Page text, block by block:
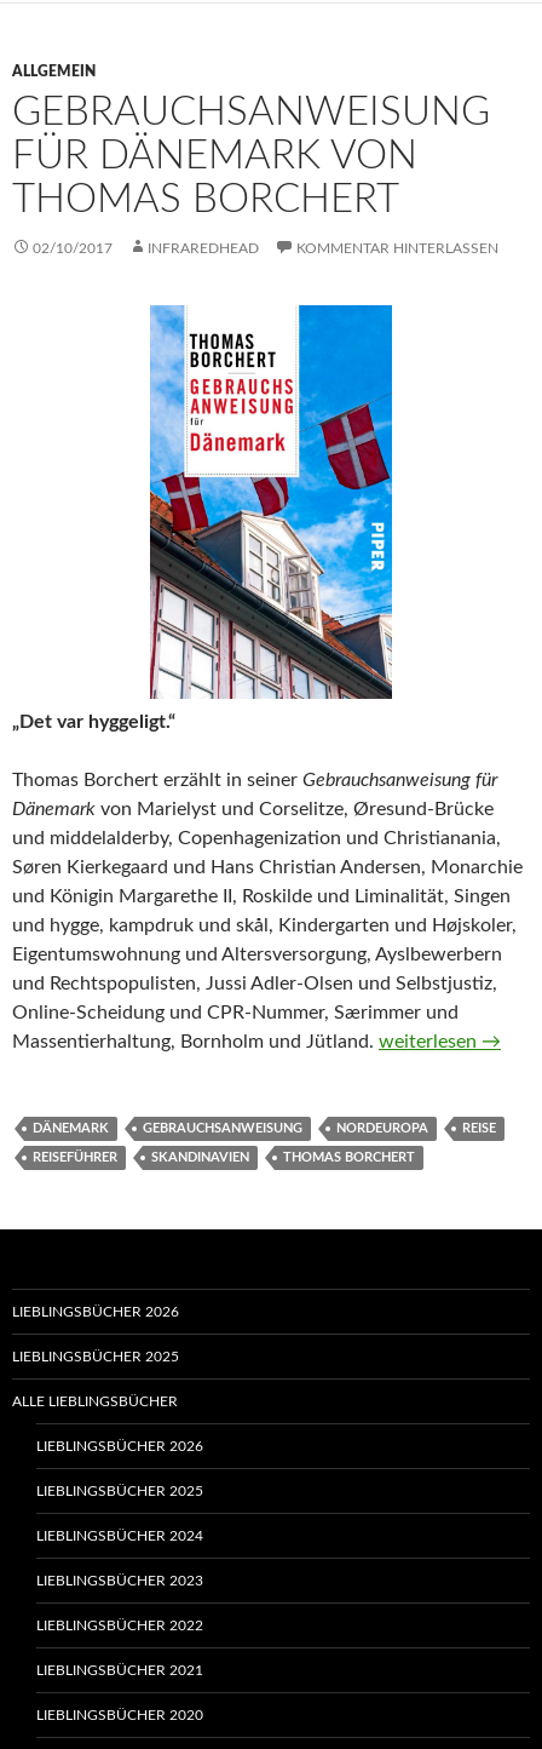
ALLGEMEIN
GEBRAUCHSANWEISUNG
FÜR DÄNEMARK VON
THOMAS BORCHERT
02/10/2017 INFRAREDHEAD KOMMENTAR HINTERLASSEN
„Det var hyggeligt.“
Thomas Borchert erzählt in seiner Gebrauchsanweisung für
Dänemark von Marielyst und Corselitze, Øresund-Brücke
und middelalderby, Copenhagenization und Christianania,
Søren Kierkegaard und Hans Christian Andersen, Monarchie
und Königin Margarethe II, Roskilde und Liminalität, Singen
und hygge, kampdruk und skål, Kindergarten und Højskoler,
Eigentumswohnung und Altersversorgung, Ayslbewerbern
und Rechtspopulisten, Jussi Adler-Olsen und Selbstjustiz,
Online-Scheidung und CPR-Nummer, Særimmer und
Massentierhaltung, Bornholm und Jütland. weiterlesen →
DÄNEMARK GEBRAUCHSANWEISUNG NORDEUROPA REISE
REISEFÜHRER SKANDINAVIEN THOMAS BORCHERT
LIEBLINGSBÜCHER 2026
LIEBLINGSBÜCHER 2025
ALLE LIEBLINGSBÜCHER
LIEBLINGSBÜCHER 2026
LIEBLINGSBÜCHER 2025
LIEBLINGSBÜCHER 2024
LIEBLINGSBÜCHER 2023
LIEBLINGSBÜCHER 2022
LIEBLINGSBÜCHER 2021
LIEBLINGSBÜCHER 2020